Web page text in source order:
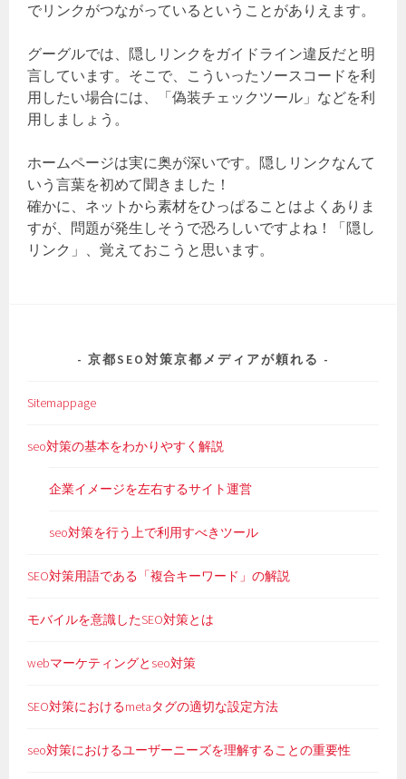
でリンクがつながっているということがありえます。
グーグルでは、隠しリンクをガイドライン違反だと明
言しています。そこで、こういったソースコードを利
用したい場合には、「偽装チェックツール」などを利
用しましょう。
ホームページは実に奥が深いです。隠しリンクなんて
いう言葉を初めて聞きました！
確かに、ネットから素材をひっぱることはよくありま
すが、問題が発生しそうで恐ろしいですよね！「隠し
リンク」、覚えておこうと思います。
京都SEO対策京都メディアが頼れる
Sitemappage
seo対策の基本をわかりやすく解説
企業イメージを左右するサイト運営
seo対策を行う上で利用すべきツール
SEO対策用語である「複合キーワード」の解説
モバイルを意識したSEO対策とは
webマーケティングとseo対策
SEO対策におけるmetaタグの適切な設定方法
seo対策におけるユーザーニーズを理解することの重要性